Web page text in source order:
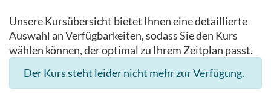
Unsere Kursübersicht bietet Ihnen eine detaillierte
Auswahl an Verfügbarkeiten, sodass Sie den Kurs
wählen können, der optimal zu Ihrem Zeitplan passt.
Der Kurs steht leider nicht mehr zur Verfügung.